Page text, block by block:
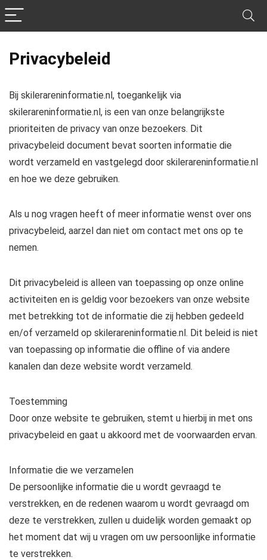
Privacybeleid
Bij skilerareninformatie.nl, toegankelijk via
skilerareninformatie.nl, is een van onze belangrijkste
prioriteiten de privacy van onze bezoekers. Dit
privacybeleid document bevat soorten informatie die
wordt verzameld en vastgelegd door skilerareninformatie.nl
en hoe we deze gebruiken.
Als u nog vragen heeft of meer informatie wenst over ons
privacybeleid, aarzel dan niet om contact met ons op te
nemen.
Dit privacybeleid is alleen van toepassing op onze online
activiteiten en is geldig voor bezoekers van onze website
met betrekking tot de informatie die zij hebben gedeeld
en/of verzameld op skilerareninformatie.nl. Dit beleid is niet
van toepassing op informatie die offline of via andere
kanalen dan deze website wordt verzameld.
Toestemming
Door onze website te gebruiken, stemt u hierbij in met ons
privacybeleid en gaat u akkoord met de voorwaarden ervan.
Informatie die we verzamelen
De persoonlijke informatie die u wordt gevraagd te
verstrekken, en de redenen waarom u wordt gevraagd om
deze te verstrekken, zullen u duidelijk worden gemaakt op
het moment dat wij u vragen om uw persoonlijke informatie
te verstrekken.